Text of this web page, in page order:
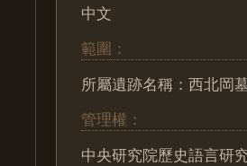
中文
範圍：
所屬遺跡名稱：西北岡
管理權：
中央研究院歷史語言研